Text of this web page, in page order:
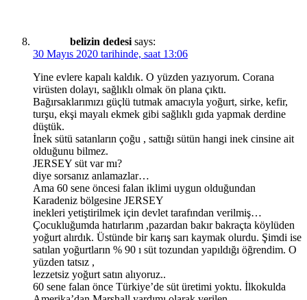
belizin dedesi says:
30 Mayıs 2020 tarihinde, saat 13:06
Yine evlere kapalı kaldık. O yüzden yazıyorum. Corana
virüsten dolayı, sağlıklı olmak ön plana çıktı.
Bağırsaklarımızı güçlü tutmak amacıyla yoğurt, sirke, kefir,
turşu, ekşi mayalı ekmek gibi sağlıklı gıda yapmak derdine
düştük.
İnek sütü satanların çoğu , sattığı sütün hangi inek cinsine ait
olduğunu bilmez.
JERSEY süt var mı?
diye sorsanız anlamazlar…
Ama 60 sene öncesi falan iklimi uygun olduğundan
Karadeniz bölgesine JERSEY
inekleri yetiştirilmek için devlet tarafından verilmiş…
Çocukluğumda hatırlarım ,pazardan bakır bakraçta köylüden
yoğurt alırdık. Üstünde bir karış sarı kaymak olurdu. Şimdi ise
satılan yoğurtların % 90 ı süt tozundan yapıldığı öğrendim. O
yüzden tatsız ,
lezzetsiz yoğurt satın alıyoruz..
60 sene falan önce Türkiye’de süt üretimi yoktu. İlkokulda